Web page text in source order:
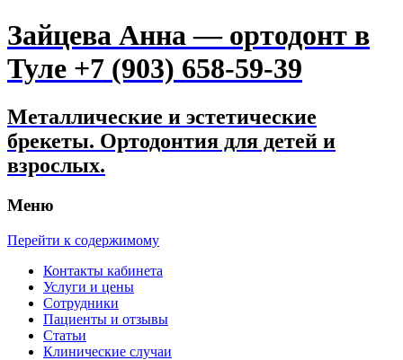
Зайцева Анна — ортодонт в
Туле +7 (903) 658-59-39
Металлические и эстетические
брекеты. Ортодонтия для детей и
взрослых.
Меню
Перейти к содержимому
Контакты кабинета
Услуги и цены
Сотрудники
Пациенты и отзывы
Статьи
Клинические случаи